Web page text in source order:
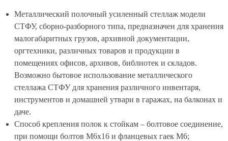
Металлический полочный усиленный стеллаж модели
СТФУ, сборно-разборного типа, предназначен для хранения
малогабаритных грузов, архивной документации,
оргтехники, различных товаров и продукции в
помещениях офисов, архивов, библиотек и складов.
Возможно бытовое использование металлического
стеллажа СТФУ для хранения различного инвентаря,
инструментов и домашней утвари в гаражах, на балконах и
даче.
Способ крепления полок к стойкам – болтовое соединение,
при помощи болтов М6х16 и фланцевых гаек М6;